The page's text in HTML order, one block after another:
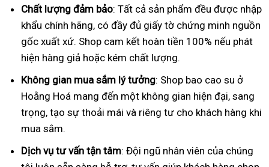
Chất lượng đảm bảo: Tất cả sản phẩm đều được nhập
khẩu chính hãng, có đầy đủ giấy tờ chứng minh nguồn
gốc xuất xứ. Shop cam kết hoàn tiền 100% nếu phát
hiện hàng giả hoặc kém chất lượng.
Không gian mua sắm lý tưởng: Shop bao cao su ở
Hoằng Hoá mang đến một không gian hiện đại, sang
trọng, tạo sự thoải mái và riêng tư cho khách hàng khi
mua sắm.
Dịch vụ tư vấn tận tâm: Đội ngũ nhân viên của chúng